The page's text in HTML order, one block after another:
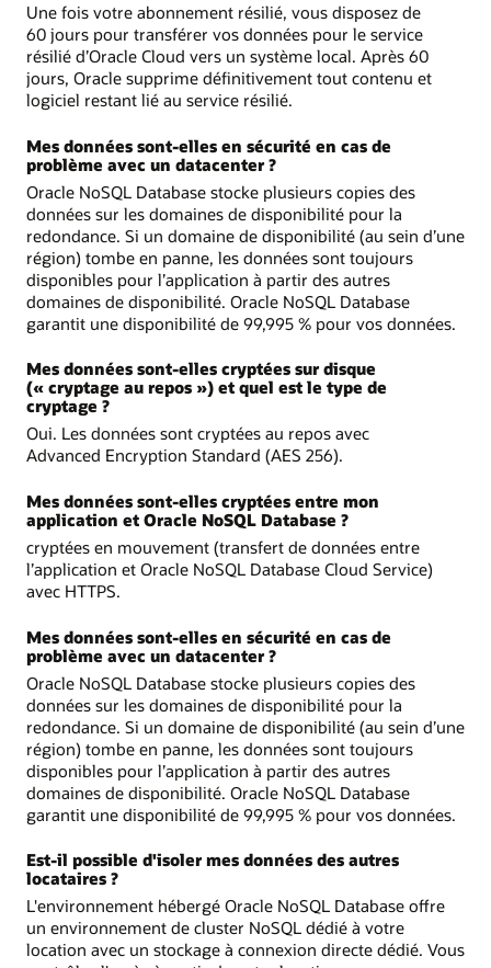
Une fois votre abonnement résilié, vous disposez de
60 jours pour transférer vos données pour le service
résilié d’Oracle Cloud vers un système local. Après 60
jours, Oracle supprime définitivement tout contenu et
logiciel restant lié au service résilié.
Mes données sont-elles en sécurité en cas de
problème avec un datacenter ?
Oracle NoSQL Database stocke plusieurs copies des
données sur les domaines de disponibilité pour la
redondance. Si un domaine de disponibilité (au sein d’une
région) tombe en panne, les données sont toujours
disponibles pour l’application à partir des autres
domaines de disponibilité. Oracle NoSQL Database
garantit une disponibilité de 99,995 % pour vos données.
Mes données sont-elles cryptées sur disque
(« cryptage au repos ») et quel est le type de
cryptage ?
Oui. Les données sont cryptées au repos avec
Advanced Encryption Standard (AES 256).
Mes données sont-elles cryptées entre mon
application et Oracle NoSQL Database ?
cryptées en mouvement (transfert de données entre
l’application et Oracle NoSQL Database Cloud Service)
avec HTTPS.
Mes données sont-elles en sécurité en cas de
problème avec un datacenter ?
Oracle NoSQL Database stocke plusieurs copies des
données sur les domaines de disponibilité pour la
redondance. Si un domaine de disponibilité (au sein d’une
région) tombe en panne, les données sont toujours
disponibles pour l’application à partir des autres
domaines de disponibilité. Oracle NoSQL Database
garantit une disponibilité de 99,995 % pour vos données.
Est-il possible d'isoler mes données des autres
locataires ?
L'environnement hébergé Oracle NoSQL Database offre
un environnement de cluster NoSQL dédié à votre
location avec un stockage à connexion directe dédié. Vous